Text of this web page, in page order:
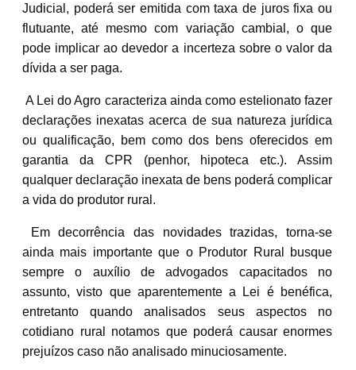
Judicial, poderá ser emitida com taxa de juros fixa ou
flutuante, até mesmo com variação cambial, o que
pode implicar ao devedor a incerteza sobre o valor da
dívida a ser paga.
A Lei do Agro caracteriza ainda como estelionato fazer
declarações inexatas acerca de sua natureza jurídica
ou qualificação, bem como dos bens oferecidos em
garantia da CPR (penhor, hipoteca etc.). Assim
qualquer declaração inexata de bens poderá complicar
a vida do produtor rural.
Em decorrência das novidades trazidas, torna-se
ainda mais importante que o Produtor Rural busque
sempre o auxílio de advogados capacitados no
assunto, visto que aparentemente a Lei é benéfica,
entretanto quando analisados seus aspectos no
cotidiano rural notamos que poderá causar enormes
prejuízos caso não analisado minuciosamente.